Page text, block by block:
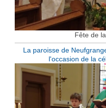
Fête de
La paroisse de
l'occasion de la